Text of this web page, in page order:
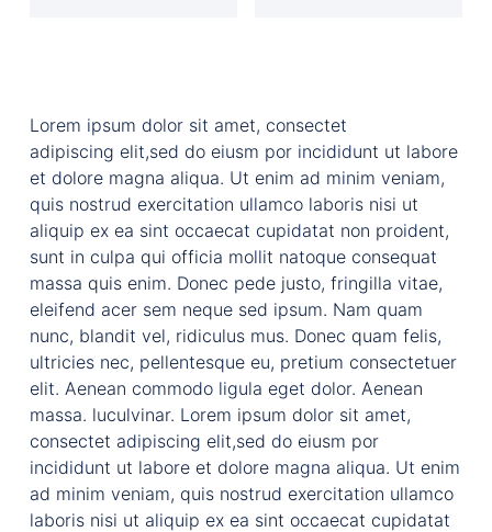
Lorem ipsum dolor sit amet, consectet
adipiscing elit,sed do eiusm por incididunt ut labore
et dolore magna aliqua. Ut enim ad minim veniam,
quis nostrud exercitation ullamco laboris nisi ut
aliquip ex ea sint occaecat cupidatat non proident,
sunt in culpa qui officia mollit natoque consequat
massa quis enim. Donec pede justo, fringilla vitae,
eleifend acer sem neque sed ipsum. Nam quam
nunc, blandit vel, ridiculus mus. Donec quam felis,
ultricies nec, pellentesque eu, pretium consectetuer
elit. Aenean commodo ligula eget dolor. Aenean
massa. luculvinar. Lorem ipsum dolor sit amet,
consectet adipiscing elit,sed do eiusm por
incididunt ut labore et dolore magna aliqua. Ut enim
ad minim veniam, quis nostrud exercitation ullamco
laboris nisi ut aliquip ex ea sint occaecat cupidatat